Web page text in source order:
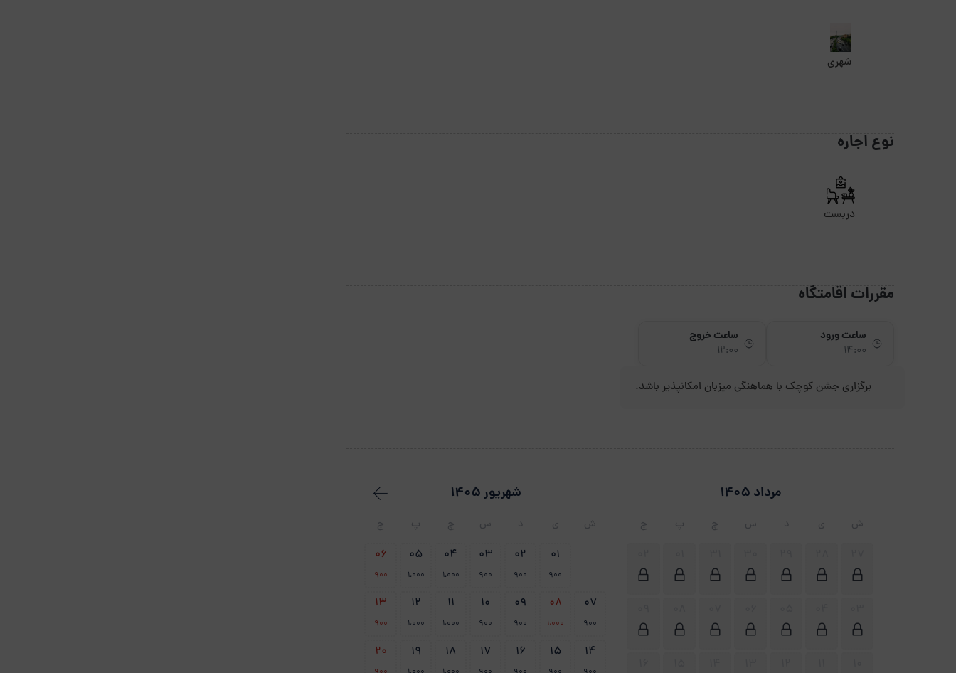
شهری
نوع اجاره
دربست
مقررات اقامتگاه
ساعت ورود
14:00
ساعت خروج
12:00
برگزاری جشن کوچک با هماهنگی میزبان امکانپذیر باشد.
مرداد 1405
ش ی د س چ پ ج
شهریور 1405
ش ی د س چ پ ج
01
900
02
900
03
900
04
1،000
05
1،000
06
900
07
900
08
1،000
09
900
10
900
11
1،000
12
1،000
13
900
14
15
16
17
18
19
20